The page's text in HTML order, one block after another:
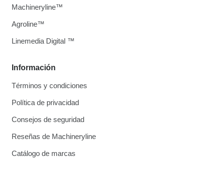
Información
Términos y condiciones
Política de privacidad
Consejos de seguridad
Reseñas de Machineryline
Catálogo de marcas
Machineryline™
Agroline™
Linemedia Digital ™